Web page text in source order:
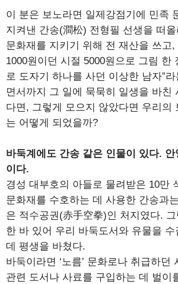
이 분은 보노라면 일제강점기에 민족
지켜낸 간송(澗松) 전형필 선생을 떠
문화재를 지키기 위해 전 재산을 쓰고,
1000원이던 시절 5000원으로 그림 한
로 도자기 하나를 사던 이상한 남자”
면서까지 그 일에 묵묵히 일생을 바친
다면, 그렇게 모으지 않았다면 우리의
는 어떻게 되었을까?
바둑계에도 간송 같은 인물이 있다.
이다.
경성 대부호의 아들로 물려받은 10만
문화재를 수호하는 데 사용한 간송과
은 적수공권(赤手空拳)인 처지였다.
한 바 있어 우리 바둑도서와 유물을
데 평생을 바쳤다.
바둑이라면 ‘노름’ 문화로나 취급하던
관련 도서나 사료를 구입하는 데 벌이